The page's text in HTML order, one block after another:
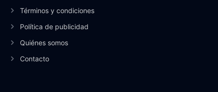
Términos y condiciones
Política de publicidad
Quiénes somos
Contacto